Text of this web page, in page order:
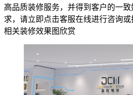
高品质装修服务，并得到客户的一
求，请立即点击客服在线进行咨询或
相关装修效果图欣赏